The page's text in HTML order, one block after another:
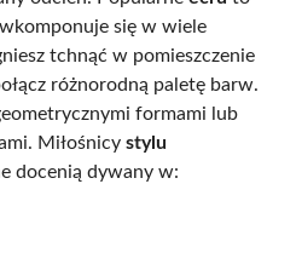
się w wiele
tchnąć w pomieszczenie
różnorodną paletę barw.
formami lub
Miłośnicy stylu
docenią dywany w: